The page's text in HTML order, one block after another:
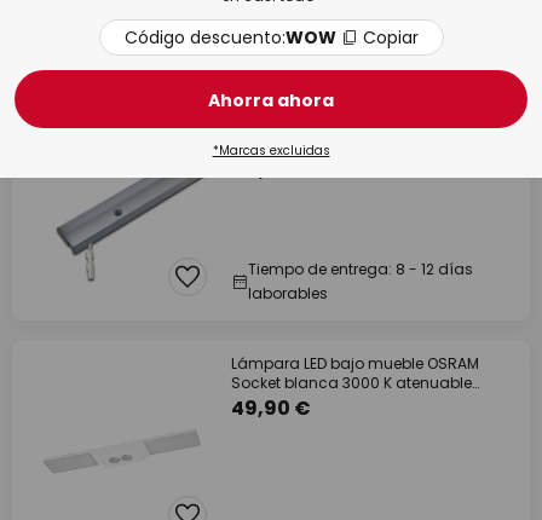
En stock
Lámpara LED bajo mueble ModuLite F,
aluminio, 120 cm, 4.000 K Alu
Tiempo de entrega: 8 - 12 días
laborables
Lámpara LED bajo mueble OSRAM
Socket blanca 3000 K atenuable
enchufes
49,90 €
Código descuento:WOW Copiar
Ahorra ahora
*Marcas excluidas